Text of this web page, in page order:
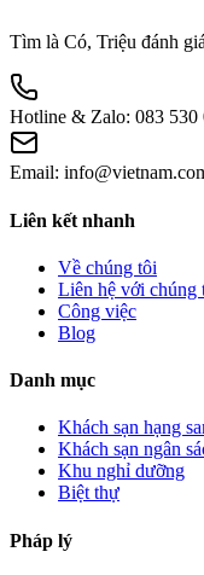
Tìm là Có, Triệu đánh
Hotline & Zalo: 083 530
Email:
Liên kết nhanh
Về chúng tôi
Liên hệ với chúng
Công việc
Blog
Danh mục
Khách sạn hạng
Khách sạn ngân
Khu nghỉ dưỡng
Biệt thự
Pháp lý